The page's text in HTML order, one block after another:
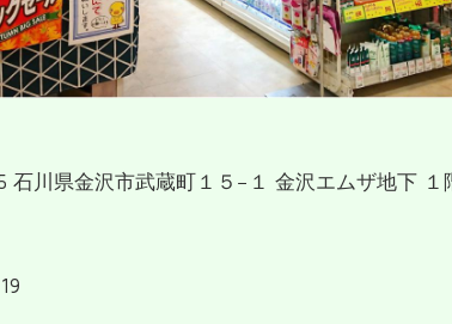
石川県金沢市武蔵町１５−１ 金沢エムザ地下 １